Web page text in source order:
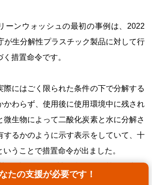
たの支援が必要です！
ーンウォッシュの最初の事例は、2022
が生分解性プラスチック製品に対して行
措置命令です。
際にはごく限られた条件の下で分解する
かわらず、使用後に使用環境中に残され
微生物によって二酸化炭素と水に分解さ
するかのように示す表示をしていて、十
うことで措置命令が出ました。
証データを欠いていた事例で、消費者庁